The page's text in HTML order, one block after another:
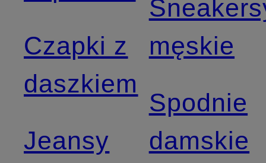
Czapki z
daszkiem
Jeansy
męskie
Spodnie
damskie